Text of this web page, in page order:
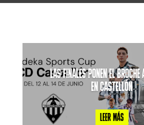
LAS FINALES PONEN EL BROCHE
EN CASTELLÓN
LEER MÁS